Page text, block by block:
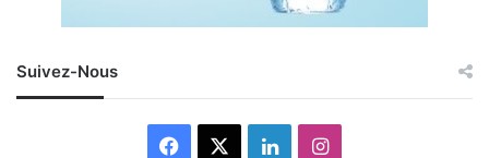
Suivez-Nous
Facebook LinkedinInstagram